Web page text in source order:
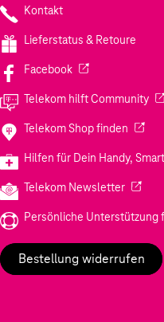
Kontakt
Lieferstatus & Retoure
Facebook(Wird in einem
Telekom hilft Community
Telekom Shop finden (Wird
Hilfen für Dein Handy,
Telekom Newsletter(Wird
Persönliche Unterstützung
Bestellung widerrufen